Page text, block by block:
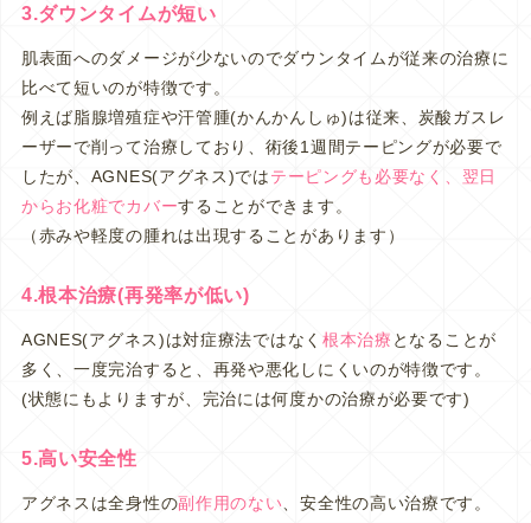
3.ダウンタイムが短い
肌表面へのダメージが少ないのでダウンタイムが従来の治療に
比べて短いのが特徴です。
例えば脂腺増殖症や汗管腫(かんかんしゅ)は従来、炭酸ガスレ
ーザーで削って治療しており、術後1週間テーピングが必要で
したが、AGNES(アグネス)ではテーピングも必要なく、翌日
からお化粧でカバーすることができます。
（赤みや軽度の腫れは出現することがあります）
4.根本治療(再発率が低い)
AGNES(アグネス)は対症療法ではなく 根本治療 となることが
多く、一度完治すると、再発や悪化しにくいのが特徴です。
(状態にもよりますが、完治には何度かの治療が必要です)
5.高い安全性
アグネスは全身性の副作用のない、安全性の高い治療です。